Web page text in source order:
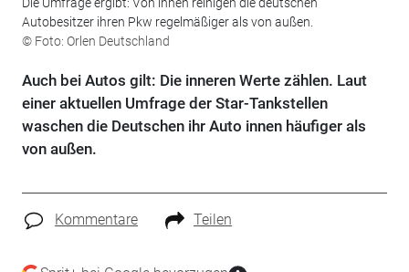
Autobesitzer ihren Pkw regelmäßiger als von außen.
© Foto: Orlen Deutschland
Auch bei Autos gilt: Die inneren Werte zählen. Laut
einer aktuellen Umfrage der Star-Tankstellen
waschen die Deutschen ihr Auto innen häufiger als
von außen.
Kommentare Teilen